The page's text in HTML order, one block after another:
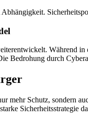
Während
Bedrohung durch
mehr Schutz, sondern
Sicherheitsstrategie